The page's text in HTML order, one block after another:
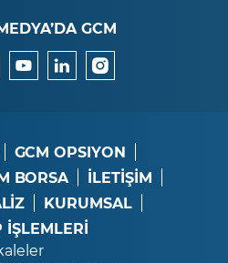
GCM
GCM OPSIYON
BORSA
İLETİŞİM
KURUMSAL
İŞLEMLERİ